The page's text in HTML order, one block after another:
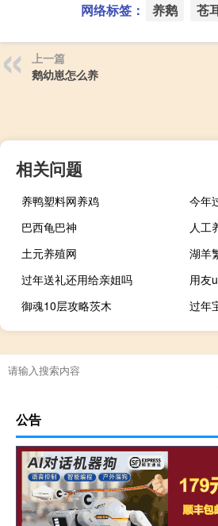
网络标签： 养鹅 苍
上一篇
鹅幼崽怎么养
相关问题
养鸭塑料网养鸡
今年
巴西龟巴神
人工
土元养殖网
湖羊
过年送礼还用给亲姐吗
用友
御魂10层攻略茨木
过年
公告